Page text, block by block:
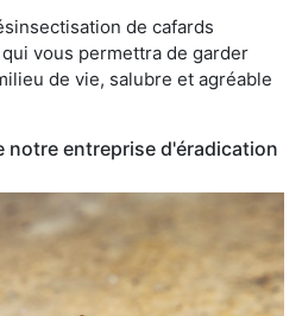
de cafards
vous permettra de garder
de vie, salubre et agréable
notre entreprise d'éradication